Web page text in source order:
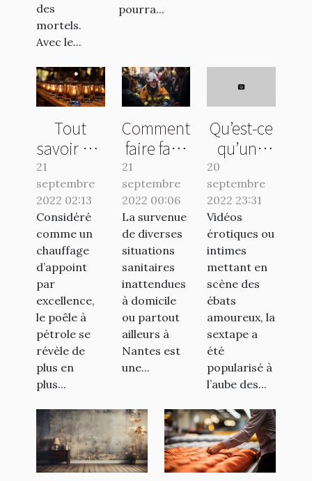
des
mortels.
Avec le...
pourra...
Tout
savoir sur
le poêle à
pétrole
21
septembre
2022 02:13
Considéré
comme un
chauffage
d’appoint
par
excellence,
le poêle à
pétrole se
révèle de
plus en
plus...
Comment
faire face
urgence
sanitaire
à
Nantes ?
21
septembre
2022 00:06
La survenue
de diverses
situations
sanitaires
inattendues
à domicile
ou partout
ailleurs à
Nantes est
une...
Qu’est-ce
qu’une
sextape ?
20
septembre
2022 23:31
Vidéos
érotiques ou
intimes
mettant en
scène des
ébats
amoureux, la
sextape a
été
popularisé à
l’aube des...